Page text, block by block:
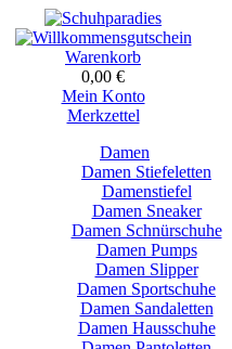
Warenkorb
0,00 €
Mein Konto
Merkzettel
Damen
Damen Stiefeletten
Damenstiefel
Damen Sneaker
Damen Schnürschuhe
Damen Pumps
Damen Slipper
Damen Sportschuhe
Damen Sandaletten
Damen Hausschuhe